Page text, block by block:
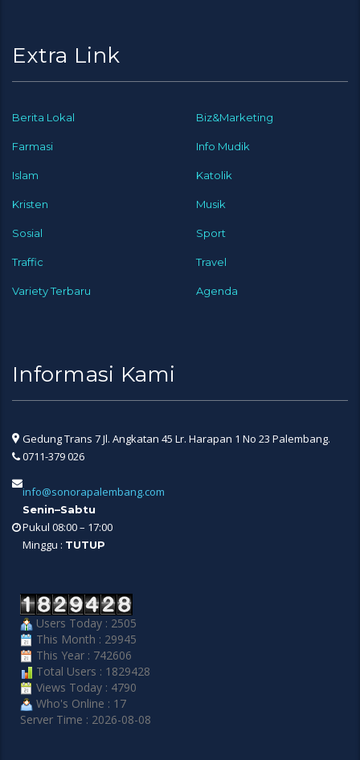
Extra Link
Berita Lokal Biz&Marketing
Farmasi Info Mudik
Islam Katolik
Kristen Musik
Sosial Sport
Traffic Travel
Variety Terbaru Agenda
Informasi Kami
Gedung Trans 7 Jl. Angkatan 45 Lr. Harapan 1 No 23 Palembang.
0711-379 026
info@sonorapalembang.com
Senin–Sabtu
Pukul 08:00 – 17:00
Minggu : TUTUP
Users Today : 2505
This Month : 29945
This Year : 742606
Total Users : 1829428
Views Today : 4790
Who's Online : 17
Server Time : 2026-08-08